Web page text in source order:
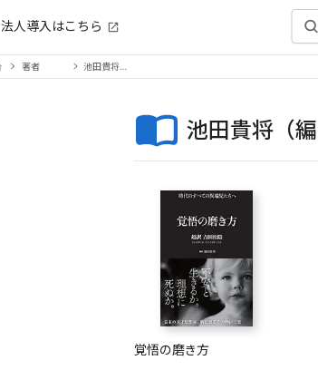
法人導入はこちら
著者
池田貴将（編
覚悟の磨き方